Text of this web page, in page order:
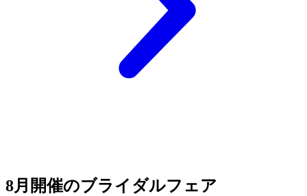
8月開催のブライダルフェア